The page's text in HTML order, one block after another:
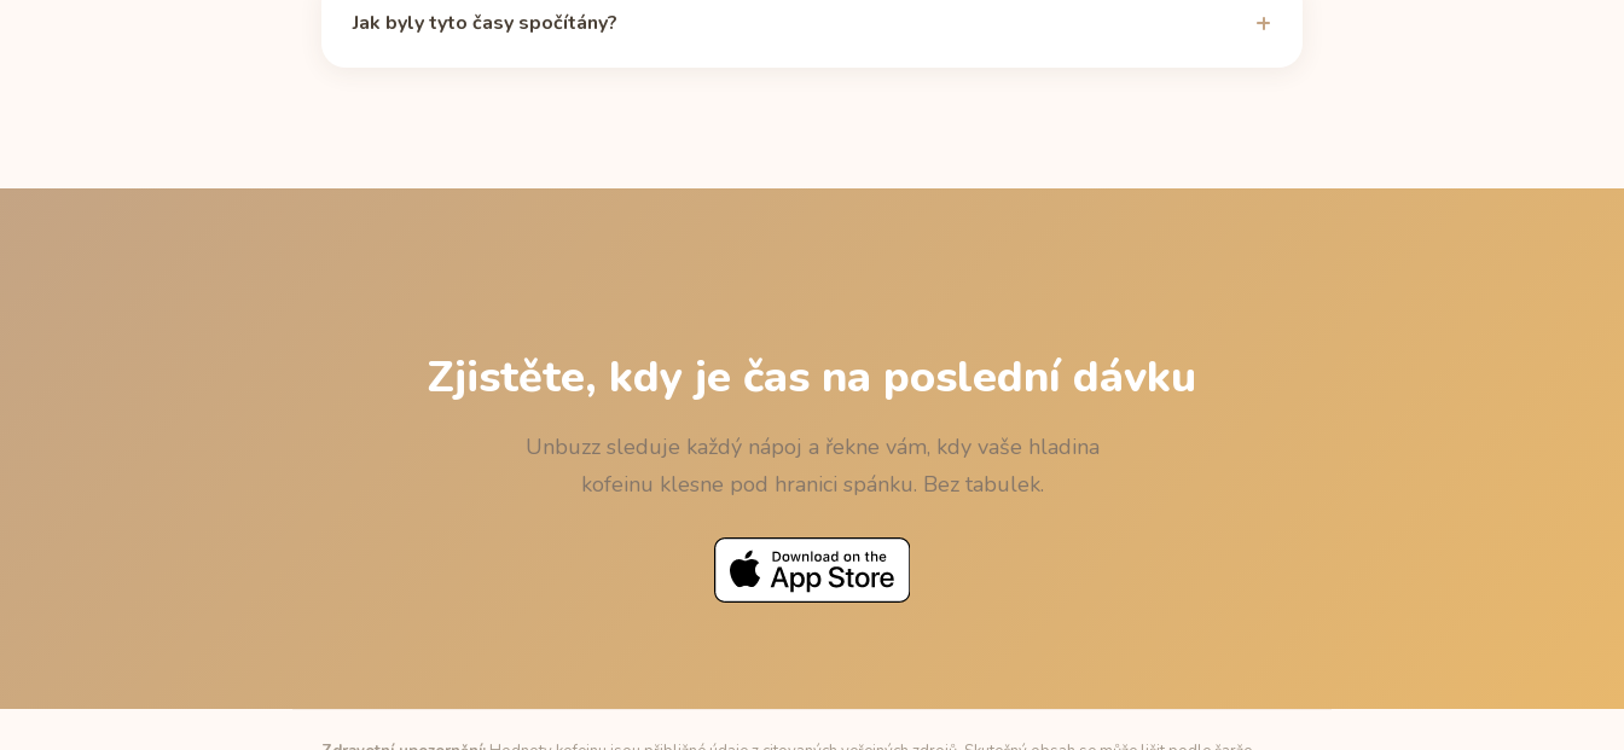
Jak byly tyto časy spočítány?
Zjistěte, kdy je čas na poslední dávku
Unbuzz sleduje každý nápoj a řekne vám, kdy vaše hladina
kofeinu klesne pod hranici spánku. Bez tabulek.